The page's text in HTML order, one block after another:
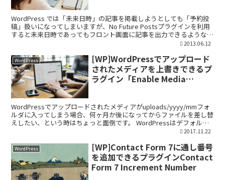
WordPress では「未来日時」の記事を掲載しようとしても「予約投
稿」扱いになってしまいますが、No Future Postsプラグインを利用
すると未来日時であってもフロント画面に記事を出力できるようなり
2013.06.12
WordPress
[WP]WordPressでアップロード
されたメディアを上書きできるプ
ラグイン「Enable Media
WordPressでアップロードされたメディアがuploads/yyyy/mmフォ
ルダに入ってしまう場合、何ヶ月か後になってからファイルを差し替
えしたい、という時はちょっと面倒です。 WordPressはデフォルト
2017.11.22
WordPress
[WP]Contact Form 7に通し番号
を追加できるプラグインContact
Form 7 Increment Number